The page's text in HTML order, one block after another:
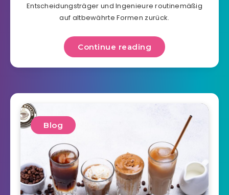
Entscheidungsträger und Ingenieure routinemäßig
auf altbewährte Formen zurück.
Continue reading
Blog